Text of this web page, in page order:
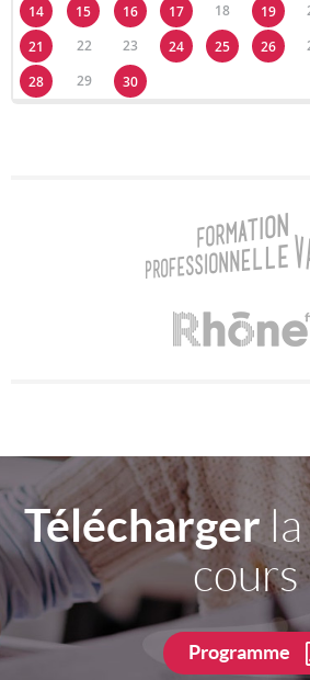
14
15 16 17 18 19
21
22 23 24 25 26
28
29 30
Télécharger
cours
Programme